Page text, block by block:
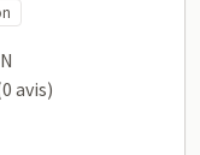
avis)